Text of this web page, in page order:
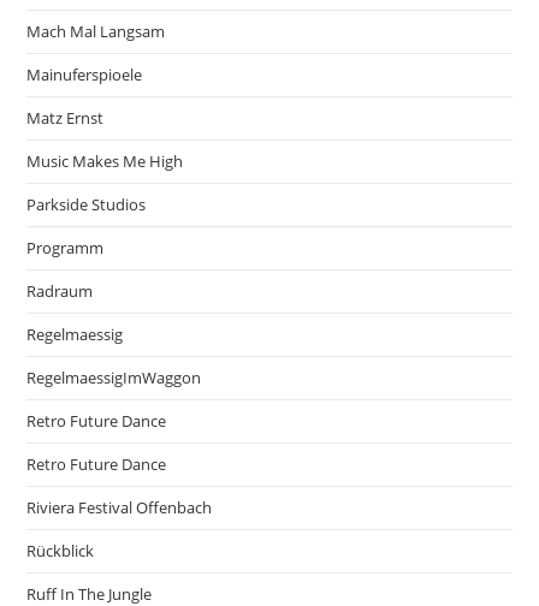
Mach Mal Langsam
Mainuferspioele
Matz Ernst
Music Makes Me High
Parkside Studios
Programm
Radraum
Regelmaessig
RegelmaessigImWaggon
Retro Future Dance
Retro Future Dance
Riviera Festival Offenbach
Rückblick
Ruff In The Jungle